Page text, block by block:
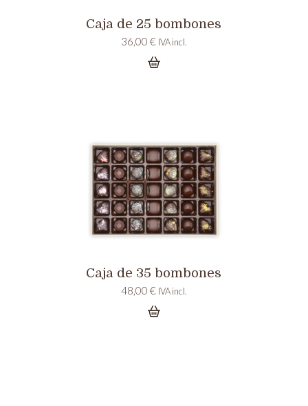
Caja de 25 bombones
36,00 € IVA incl.
Caja de 35 bombones
48,00 € IVA incl.